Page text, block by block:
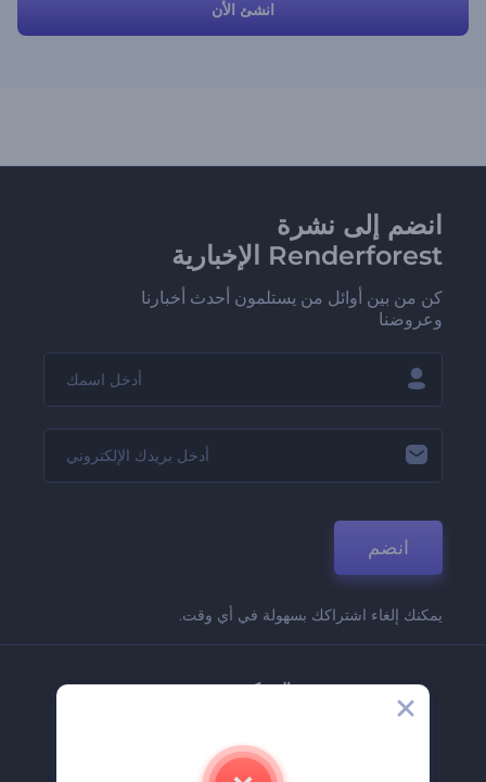
انشئ الأن
انضم إلى نشرة
Renderforest الإخبارية
كن من بين أوائل من يستلمون أحدث أخبارنا
وعروضنا
انضم
يمكنك إلغاء اشتراكك بسهولة في أي وقت.
الشركة
اتصل بنا